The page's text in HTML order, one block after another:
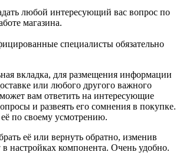
любой интересующий вас вопрос по
магазина.
специалисты обязательно
вкладка, для размещения информации
или любого другого важного
вам ответить на интересующие
и развеять его сомнения в покупке.
по своему усмотрению.
её или вернуть обратно, изменив
в настройках компонента. Очень удобно.